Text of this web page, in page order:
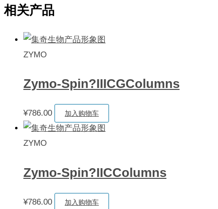
相关产品
ZYMO
Zymo-Spin?IIICGColumns
¥786.00 加入购物车
ZYMO
Zymo-Spin?IICColumns
¥786.00 加入购物车